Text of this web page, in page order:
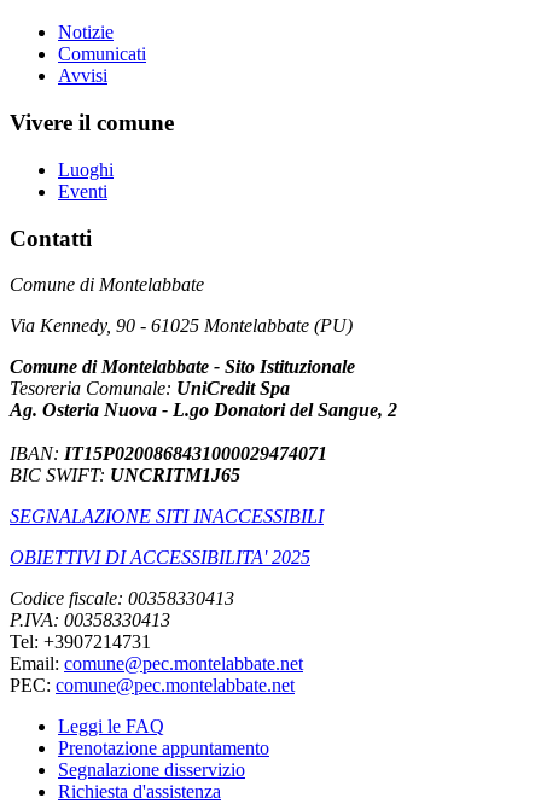
Notizie
Comunicati
Avvisi
Vivere il comune
Luoghi
Eventi
Contatti
Comune di Montelabbate
Via Kennedy, 90 - 61025 Montelabbate (PU)
Comune di Montelabbate - Sito Istituzionale
Tesoreria Comunale: UniCredit Spa
Ag. Osteria Nuova - L.go Donatori del Sangue, 2
IBAN: IT15P0200868431000029474071
BIC SWIFT: UNCRITM1J65
SEGNALAZIONE SITI INACCESSIBILI
OBIETTIVI DI ACCESSIBILITA' 2025
Codice fiscale: 00358330413
P.IVA: 00358330413
Tel: +3907214731
Email: comune@pec.montelabbate.net
PEC: comune@pec.montelabbate.net
Leggi le FAQ
Prenotazione appuntamento
Segnalazione disservizio
Richiesta d'assistenza